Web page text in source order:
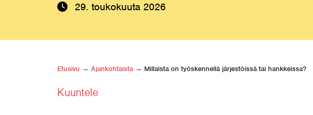
29. toukokuuta 2026
Etusivu → Ajankohtaista → Millaista on työskennellä järjestöissä tai hankkeissa?
Kuuntele